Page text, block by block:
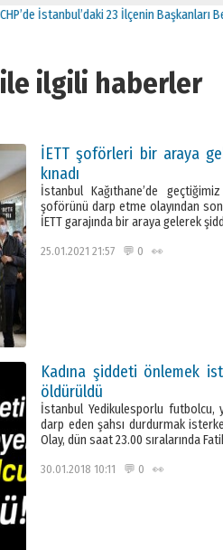
23 İlçenin Başkanları Belli Oldu
ilgili haberler
İETT şoförleri bir araya
kınadı
İstanbul Kağıthane’de
şoförünü darp etme olayından
İETT garajında bir araya gelerek
25.01.2021 21:57 💬 0 👀
Kadına şiddeti önlemek
öldürüldü
İstanbul Yedikulesporlu futbolcu,
darp eden şahsı durdurmak
Olay, dün saat 23.00 sıralarında
30.01.2018 10:11 💬 0 👀